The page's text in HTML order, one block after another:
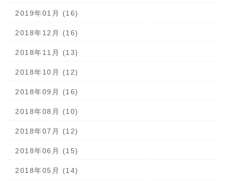
2019年01月 (16)
2018年12月 (16)
2018年11月 (13)
2018年10月 (12)
2018年09月 (16)
2018年08月 (10)
2018年07月 (12)
2018年06月 (15)
2018年05月 (14)